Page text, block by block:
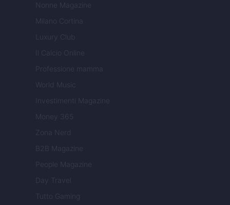
Nonne Magazine
Milano Cortina
Luxury Club
Il Calcio Online
Professione mamma
World Music
Investimenti Magazine
Money 365
Zona Nerd
B2B Magazine
People Magazine
Day Travel
Tutto Gaming